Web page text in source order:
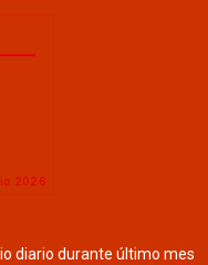
diario durante último mes